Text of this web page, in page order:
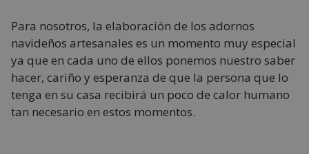
Para nosotros, la elaboración de los adornos
navideños artesanales es un momento muy especial
ya que en cada uno de ellos ponemos nuestro saber
hacer, cariño y esperanza de que la persona que lo
tenga en su casa recibirá un poco de calor humano
tan necesario en estos momentos.